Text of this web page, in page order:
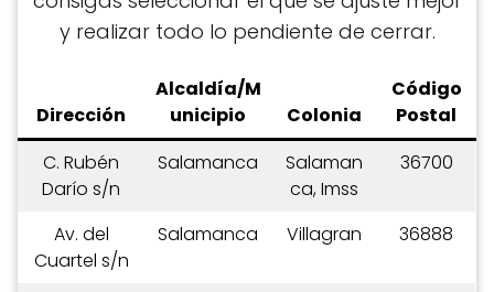
y realizar todo lo pendiente de cerrar.
Dirección
Alcaldía/M
unicipio
Colonia
Código
Postal
C. Rubén
Darío s/n
Salamanca
Salaman
ca, Imss
36700
Av. del
Cuartel s/n
Salamanca Villagran 36888